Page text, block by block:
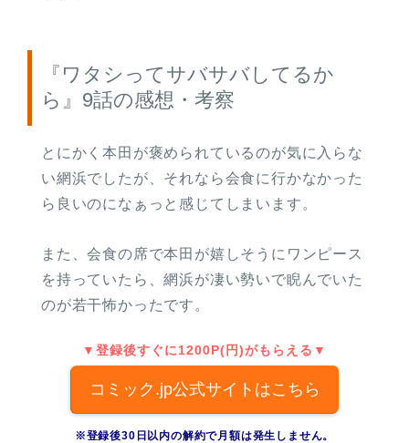
『ワタシってサバサバしてるか
ら』9話の感想・考察
とにかく本田が褒められているのが気に入らな
い網浜でしたが、それなら会食に行かなかった
ら良いのになぁっと感じてしまいます。
また、会食の席で本田が嬉しそうにワンピース
を持っていたら、網浜が凄い勢いで睨んでいた
のが若干怖かったです。
▼登録後すぐに1200P(円)がもらえる▼
コミック.jp公式サイトはこちら
※登録後30日以内の解約で月額は発生しません。